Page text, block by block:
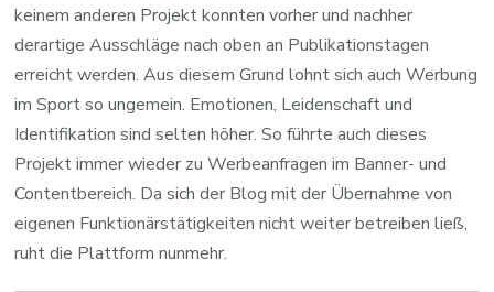
keinem anderen Projekt konnten vorher und nachher
derartige Ausschläge nach oben an Publikationstagen
erreicht werden. Aus diesem Grund lohnt sich auch Werbung
im Sport so ungemein. Emotionen, Leidenschaft und
Identifikation sind selten höher. So führte auch dieses
Projekt immer wieder zu Werbeanfragen im Banner- und
Contentbereich. Da sich der Blog mit der Übernahme von
eigenen Funktionärstätigkeiten nicht weiter betreiben ließ,
ruht die Plattform nunmehr.